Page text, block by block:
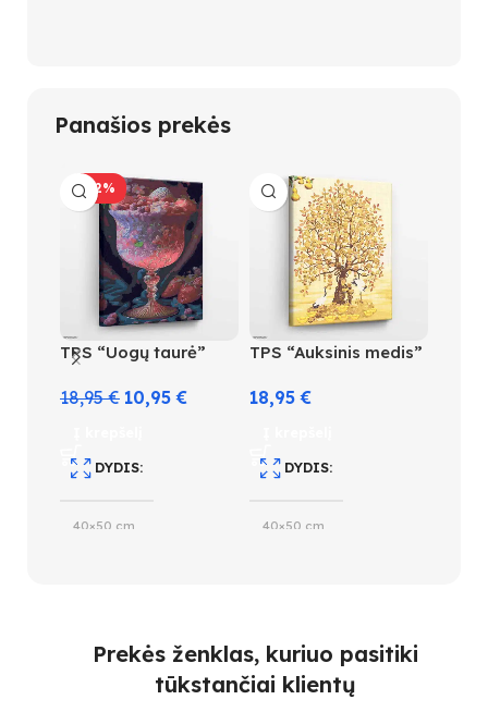
Panašios prekės
-42%
TPS “Uogų taurė”
18,95€ 10,95€
DYDIS
40×50 cm
TPS “Auksinis medis”
18,95€
DYDIS
40×50 cm
3
SPALVŲ KIEKIS
Prekės ženklas, kuriuo pasitiki
tūkstančiai klientų